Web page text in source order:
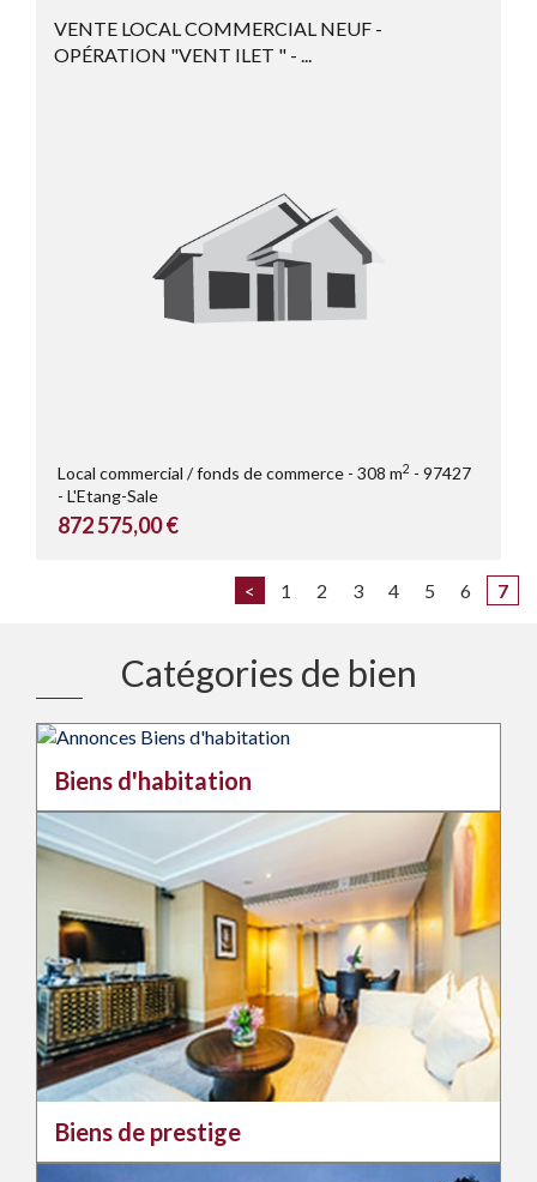
VENTE LOCAL COMMERCIAL NEUF -
OPÉRATION "VENT ILET " - ...
Local commercial / fonds de commerce 308 m2
97427
L'Etang-Sale
872 575,00 €
< 1 2 3 4 5 6 7
Catégories de bien
Biens d'habitation
Biens de prestige